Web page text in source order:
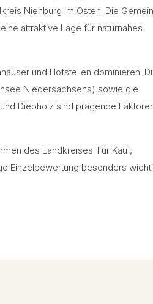
Nienburg im Osten. Die
attraktive Lage für naturnahes
und Hofstellen dominieren.
Niedersachsens) sowie die
Diepholz sind prägende
des Landkreises. Für Kauf,
Einzelbewertung besonders